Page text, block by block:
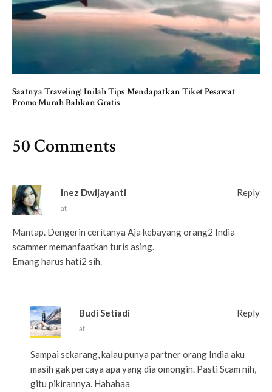
Saatnya Traveling! Inilah Tips Mendapatkan Tiket Pesawat
Promo Murah Bahkan Gratis
50 Comments
Inez Dwijayanti
at
Mantap. Dengerin ceritanya Aja kebayang orang2 India
scammer memanfaatkan turis asing.
Emang harus hati2 sih.
Reply
Budi Setiadi
at
Sampai sekarang, kalau punya partner orang India aku
masih gak percaya apa yang dia omongin. Pasti Scam nih,
gitu pikirannya. Hahahaa
Reply